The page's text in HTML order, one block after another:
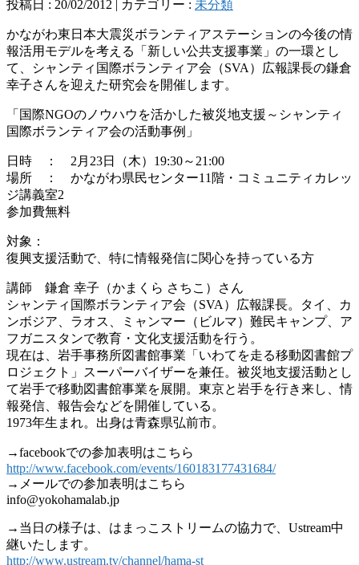
投稿日 : 20/02/2012 | カテゴリー : 未分類
かながわ東日本大震災ボランティアステーションの今後の情
報活用モデルを考える「新しい公共支援事業」の一環とし
て、シャンティ国際ボランティア会（SVA）広報課長の鎌倉
幸子さんを迎えた研究会を開催します。
「国際NGOのノウハウを活かした被災地支援～シャンティ
国際ボランティア会の活動事例」
日時 ： 2月23日（木）19:30～21:00
場所 ： かながわ県民センター11階・コミュニティカレッ
ジ講義室2
参加費無料
対象：
復興支援活動で、特に情報発信に関心を持っている方
講師 鎌倉 幸子（かまくら さちこ）さん
シャンティ国際ボランティア会（SVA）広報課長。タイ、カ
ンボジア、ラオス、ミャンマー（ビルマ）難民キャンプ、ア
フガニスタンで教育・文化支援活動を行う。
現在は、岩手事務所図書館事業「いわてを走る移動図書館プ
ロジェクト」スーパーバイザーを兼任。被災地支援活動とし
て岩手で移動図書館事業を展開。東京と岩手を行き来し、情
報発信、報告会などを開催している。
1973年生まれ。出身は青森県弘前市。
→facebookでの参加表明はこちら
http://www.facebook.com/events/160183177431684/
→メールでの参加表明はこちら
info@yokohamalab.jp
→当日の様子は、はまっこストリームの協力で、Ustream中
継いたします。
http://www.ustream.tv/channel/hama-st